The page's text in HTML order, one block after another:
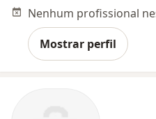
Mostrar perfil